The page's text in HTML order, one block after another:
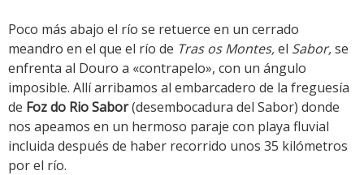
Poco más abajo el río se retuerce en un cerrado
meandro en el que el río de Tras os Montes,el Sabor,se
enfrenta al Douro a «contrapelo», con un ángulo
imposible. Allí arribamos al embarcadero de la freguesía
de Foz do Rio Sabor(desembocadura del Sabor) donde
nos apeamos en un hermoso paraje con playa fluvial
incluida después de haber recorrido unos 35 kilómetros
por el río.